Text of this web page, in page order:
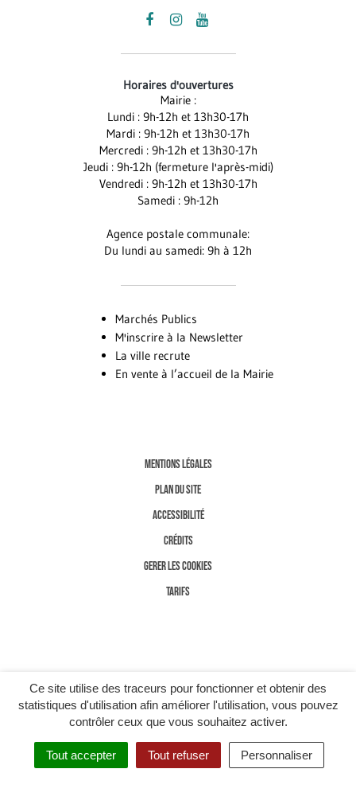
Ce site utilise des traceurs pour fonctionner et obtenir des
statistiques d'utilisation afin améliorer l'utilisation, vous pouvez
contrôler ceux que vous souhaitez activer.
Tout accepter Tout refuser Personnaliser
Lien
compte
Facebook
Lien
compte
Instagram
Lien
chaîne
Youtube
Horaires d'ouvertures
Mairie :
Lundi : 9h-12h et 13h30-17h
Mardi : 9h-12h et 13h30-17h
Mercredi : 9h-12h et 13h30-17h
Jeudi : 9h-12h (fermeture l'après-midi)
Vendredi : 9h-12h et 13h30-17h
Samedi : 9h-12h
Agence postale communale:
Du lundi au samedi: 9h à 12h
Marchés Publics
M'inscrire à la Newsletter
La ville recrute
En vente à l’accueil de la Mairie
MENTIONS LÉGALES
PLAN DU SITE
ACCESSIBILITÉ
CRÉDITS
GERER LES COOKIES
TARIFS